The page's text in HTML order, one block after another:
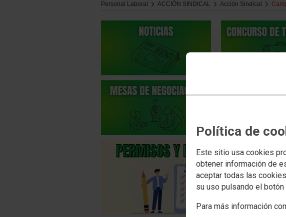
Política de
Este sitio usa cookies
obtener información de
aceptar todas las
su uso pulsando el
Para más información
Personal Laboral
ACCIÓN SINDICAL Acción Sindical